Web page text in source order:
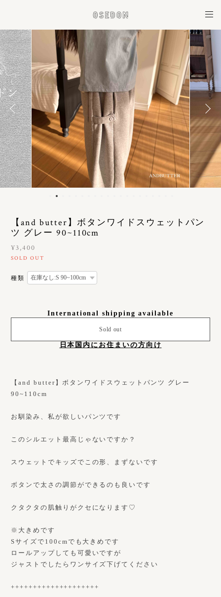
【and butter】ボタンワイドスウェットパン
ツ グレー 90~110cm
¥3,400
SOLD OUT
種類
International shipping available
Sold out
日本国内にお住まいの方向け
【and butter】ボタンワイドスウェットパンツ グレー
90~110cm
お馴染み、私が欲しいパンツです
このシルエット最高じゃないですか？
スウェットでキッズでこの形、まずないです
ボタンで太さの調節ができるのも良いです
クタクタの肌触りがクセになります♡
※大きめです
Sサイズで100cmでも大きめです
ロールアップしても可愛いですが
ジャストでしたらワンサイズ下げてください
++++++++++++++++++++